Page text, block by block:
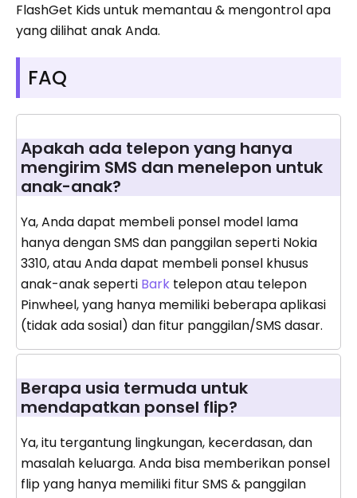
FlashGet Kids untuk memantau & mengontrol apa
yang dilihat anak Anda.
FAQ
Apakah ada telepon yang hanya
mengirim SMS dan menelepon untuk
anak-anak?
Ya, Anda dapat membeli ponsel model lama
hanya dengan SMS dan panggilan seperti Nokia
3310, atau Anda dapat membeli ponsel khusus
anak-anak seperti Bark telepon atau telepon
Pinwheel, yang hanya memiliki beberapa aplikasi
(tidak ada sosial) dan fitur panggilan/SMS dasar.
Berapa usia termuda untuk
mendapatkan ponsel flip?
Ya, itu tergantung lingkungan, kecerdasan, dan
masalah keluarga. Anda bisa memberikan ponsel
flip yang hanya memiliki fitur SMS & panggilan